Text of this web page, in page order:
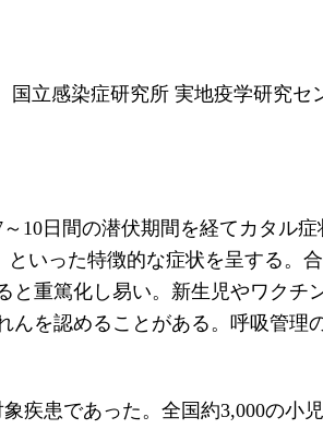
国立感染症研究所 実地疫学研究
10日間の潜伏期間を経てカタル
いった特徴的な症状を呈する。
重篤化し易い。新生児やワクチ
を認めることがある。呼吸管理
疾患であった。全国約3,000の小